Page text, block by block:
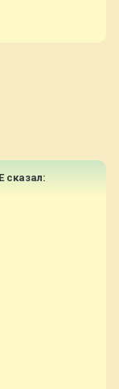
сказал: